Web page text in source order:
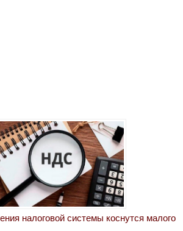
налоговой системы коснутся малого